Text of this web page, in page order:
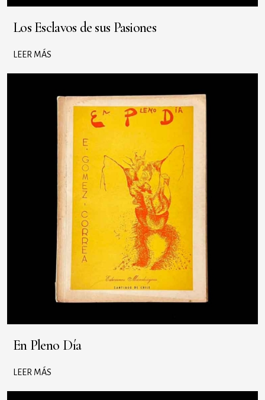
Los Esclavos de sus Pasiones
LEER MÁS
En Pleno Día
LEER MÁS